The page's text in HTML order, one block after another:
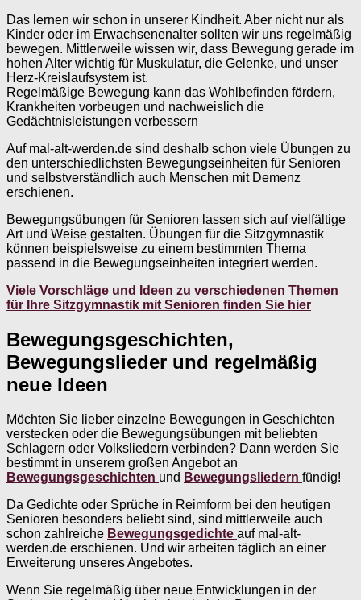
Das lernen wir schon in unserer Kindheit. Aber nicht nur als
Kinder oder im Erwachsenenalter sollten wir uns regelmäßig
bewegen. Mittlerweile wissen wir, dass Bewegung gerade im
hohen Alter wichtig für Muskulatur, die Gelenke, und unser
Herz-Kreislaufsystem ist.
Regelmäßige Bewegung kann das Wohlbefinden fördern,
Krankheiten vorbeugen und nachweislich die
Gedächtnisleistungen verbessern
Auf mal-alt-werden.de sind deshalb schon viele Übungen zu
den unterschiedlichsten Bewegungseinheiten für Senioren
und selbstverständlich auch Menschen mit Demenz
erschienen.
Bewegungsübungen für Senioren lassen sich auf vielfältige
Art und Weise gestalten. Übungen für die Sitzgymnastik
können beispielsweise zu einem bestimmten Thema
passend in die Bewegungseinheiten integriert werden.
Viele Vorschläge und Ideen zu verschiedenen Themen
für Ihre Sitzgymnastik mit Senioren finden Sie hier
Bewegungsgeschichten,
Bewegungslieder und regelmäßig
neue Ideen
Möchten Sie lieber einzelne Bewegungen in Geschichten
verstecken oder die Bewegungsübungen mit beliebten
Schlagern oder Volksliedern verbinden? Dann werden Sie
bestimmt in unserem großen Angebot an
Bewegungsgeschichten und Bewegungsliedern fündig!
Da Gedichte oder Sprüche in Reimform bei den heutigen
Senioren besonders beliebt sind, sind mittlerweile auch
schon zahlreiche Bewegungsgedichte auf mal-alt-
werden.de erschienen. Und wir arbeiten täglich an einer
Erweiterung unseres Angebotes.
Wenn Sie regelmäßig über neue Entwicklungen in der